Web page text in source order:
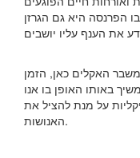
הפרנסה היא גם הגרזן
האקלים כאן, הזמן
באותו האופן בו אנו
על מנת להציל את
האנושות.